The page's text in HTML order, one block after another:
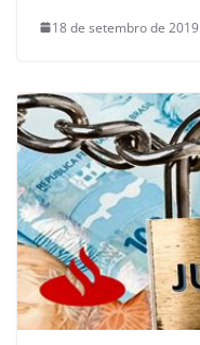
18 de setembro de 2019